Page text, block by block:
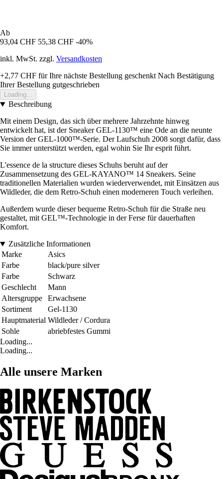
Ab
93,04 CHF 55,38 CHF -40%
inkl. MwSt. zzgl. Versandkosten
+2,77 CHF für Ihre nächste Bestellung geschenkt Nach Bestätigung
Ihrer Bestellung gutgeschrieben
Loading...
Beschreibung
Mit einem Design, das sich über mehrere Jahrzehnte hinweg
entwickelt hat, ist der Sneaker GEL-1130™ eine Ode an die neunte
Version der GEL-1000™-Serie. Der Laufschuh 2008 sorgt dafür, dass
Sie immer unterstützt werden, egal wohin Sie Ihr esprit führt.
L'essence de la structure dieses Schuhs beruht auf der
Zusammensetzung des GEL-KAYANO™ 14 Sneakers. Seine
traditionellen Materialien wurden wiederverwendet, mit Einsätzen aus
Wildleder, die dem Retro-Schuh einen moderneren Touch verleihen.
Außerdem wurde dieser bequeme Retro-Schuh für die Straße neu
gestaltet, mit GEL™-Technologie in der Ferse für dauerhaften
Komfort.
Zusätzliche Informationen
Marke
Asics
Farbe
black/pure silver
Farbe
Schwarz
Geschlecht
Mann
Altersgruppe
Erwachsene
Sortiment
Gel-1130
Hauptmaterial Wildleder / Cordura
Sohle
abriebfestes Gummi
Loading...
Loading...
Alle unsere Marken